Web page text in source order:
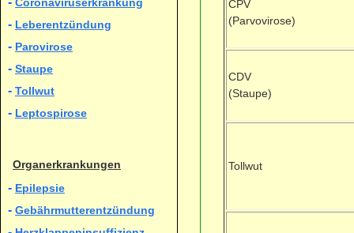
- Leberentzündung
- Parovirose
- Staupe
- Tollwut
- Leptospirose
Organerkrankungen
- Epilepsie
- Gebährmutterentzündung
CPV
(Parvovirose)
CDV
(Staupe)
Tollwut